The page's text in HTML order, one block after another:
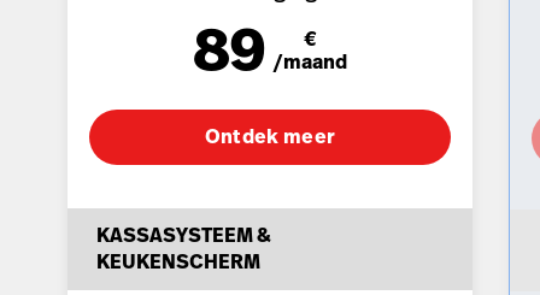
Tempo
GKS 2.0
89
€
/maand
Ontdek meer
KASSASYSTEEM &
KEUKENSCHERM